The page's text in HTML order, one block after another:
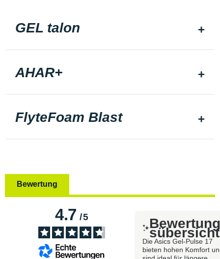
GEL talon
AHAR+
FlyteFoam Blast
Bewertung
4.7/5
sübersicht
Die Asics Gel-Pulse 17
bieten hohen Komfort